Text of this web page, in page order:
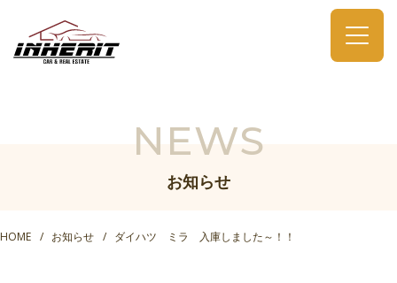
NEWS
お知らせ
HOME お知らせ ダイハツ ミラ 入庫しました～！！